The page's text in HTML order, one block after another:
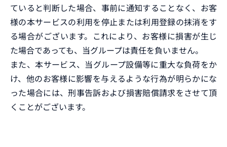
ていると判断した場合、事前に通知することなく、お客
様の本サービスの利用を停止または利用登録の抹消をす
る場合がございます。これにより、お客様に損害が生じ
た場合であっても、当グループは責任を負いません。
また、本サービス、当グループ設備等に重大な負荷をか
け、他のお客様に影響を与えるような行為が明らかにな
った場合には、刑事告訴および損害賠償請求をさせて頂
くことがございます。